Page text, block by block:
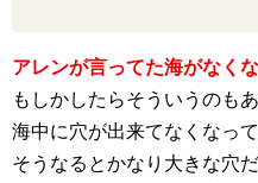
アレンが言ってた海がなく
もしかしたらそういうのも
海中に穴が出来てなくなっ
そうなるとかなり大きな穴